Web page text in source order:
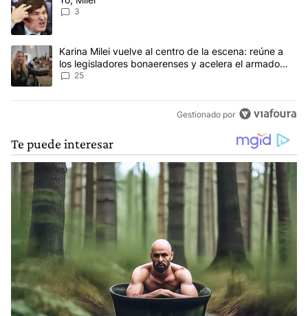
3
Un artículo de tendencia con el título "Karina Milei vuelve al
Karina Milei vuelve al centro de la escena: reúne a
los legisladores bonaerenses y acelera el armado
para 2027
25
Gestionado por